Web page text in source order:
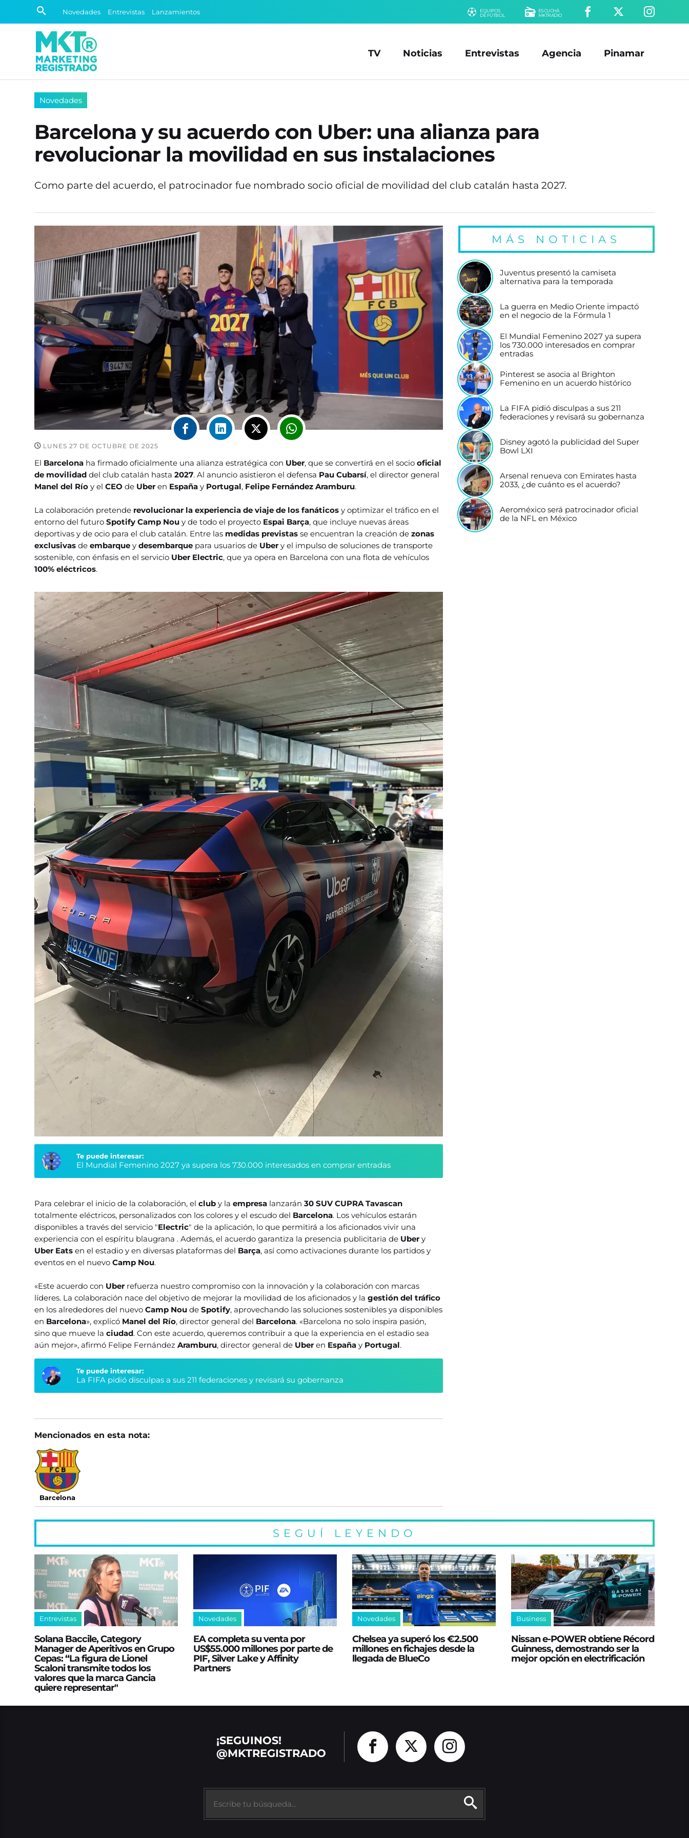
Novedades Entrevistas Lanzamientos
EQUIPOS
DE FÚTBOL
ESCUCHÁ
MKTRADIO
TV Noticias Entrevistas Agencia Pinamar
Novedades
Barcelona y su acuerdo con Uber: una alianza para
revolucionar la movilidad en sus instalaciones
Como parte del acuerdo, el patrocinador fue nombrado socio oficial de movilidad del club catalán hasta 2027.
LUNES 27 DE OCTUBRE DE 2025
El Barcelona ha firmado oficialmente una alianza estratégica con Uber, que se convertirá en el sociooficial
de movilidad del club catalán hasta2027. Al anuncio asistieron el defensa Pau Cubarsí, el director general
Manel del Río y elCEO de Uber en España y Portugal, Felipe Fernández Aramburu.
La colaboración pretende revolucionar la experiencia de viaje de los fanáticos y optimizar el tráfico en el
entorno del futuroSpotify Camp Nou y de todo el proyecto Espai Barça, que incluye nuevas áreas
deportivas y de ocio para el club catalán. Entre las medidas previstas se encuentran la creación dezonas
exclusivas deembarque ydesembarque para usuarios de Uber y el impulso de soluciones de transporte
sostenible, con énfasis en el servicio Uber Electric, que ya opera en Barcelona con una flota de vehículos
100% eléctricos.
Te puede interesar:
El Mundial Femenino 2027 ya supera los 730.000 interesados en comprar entradas
Para celebrar el inicio de la colaboración, elclub y laempresa lanzarán30 SUV CUPRA Tavascan
totalmente eléctricos, personalizados con los colores y el escudo del Barcelona. Los vehículos estarán
disponibles a través del servicio "Electric" de la aplicación, lo que permitirá a los aficionados vivir una
experiencia con el espíritu blaugrana . Además, el acuerdo garantiza la presencia publicitaria de Uber y
Uber Eats en el estadio y en diversas plataformas del Barça, así como activaciones durante los partidos y
eventos en el nuevoCamp Nou.
«Este acuerdo con Uber refuerza nuestro compromiso con la innovación y la colaboración con marcas
líderes. La colaboración nace del objetivo de mejorar la movilidad de los aficionados y lagestión del tráfico
en los alrededores del nuevoCamp Nou deSpotify, aprovechando las soluciones sostenibles ya disponibles
en Barcelona», explicó Manel del Río, director general del Barcelona. «Barcelona no solo inspira pasión,
sino que mueve laciudad. Con este acuerdo, queremos contribuir a que la experiencia en el estadio sea
aún mejor», afirmó Felipe FernándezAramburu, director general de Uber en España y Portugal.
Te puede interesar:
La FIFA pidió disculpas a sus 211 federaciones y revisará su gobernanza
Mencionados en esta nota:
Barcelona
MÁS NOTICIAS
Juventus presentó la camiseta
alternativa para la temporada
La guerra en Medio Oriente impactó
en el negocio de la Fórmula 1
El Mundial Femenino 2027 ya supera
los 730.000 interesados en comprar
entradas
Pinterest se asocia al Brighton
Femenino en un acuerdo histórico
La FIFA pidió disculpas a sus 211
federaciones y revisará su gobernanza
Disney agotó la publicidad del Super
Bowl LXI
Arsenal renueva con Emirates hasta
2033, ¿de cuánto es el acuerdo?
Aeroméxico será patrocinador oficial
de la NFL en México
SEGUÍ LEYENDO
Entrevistas
Solana Baccile, Category
Manager de Aperitivos en Grupo
Cepas: “La figura de Lionel
Scaloni transmite todos los
valores que la marca Gancia
quiere representar"
Novedades
EA completa su venta por
US$55.000 millones por parte de
PIF, Silver Lake y Affinity
Partners
Novedades
Chelsea ya superó los €2.500
millones en fichajes desde la
llegada de BlueCo
Business
Nissan e‑POWER obtiene Récord
Guinness, demostrando ser la
mejor opción en electrificación
¡SEGUINOS!
@MKTREGISTRADO